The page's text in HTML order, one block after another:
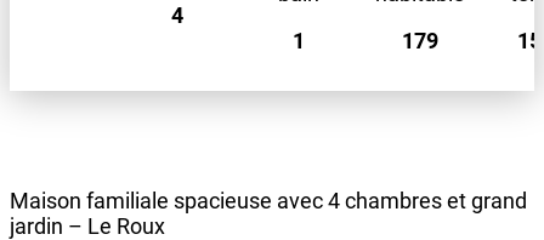
4
1
179
Maison familiale spacieuse avec 4 chambres et grand
jardin – Le Roux